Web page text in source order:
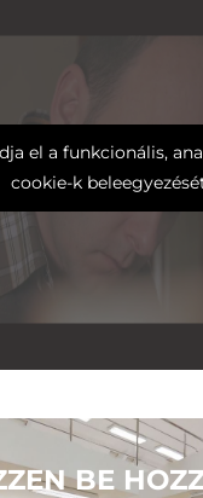
el a funkcionális,
cookie-k
BE